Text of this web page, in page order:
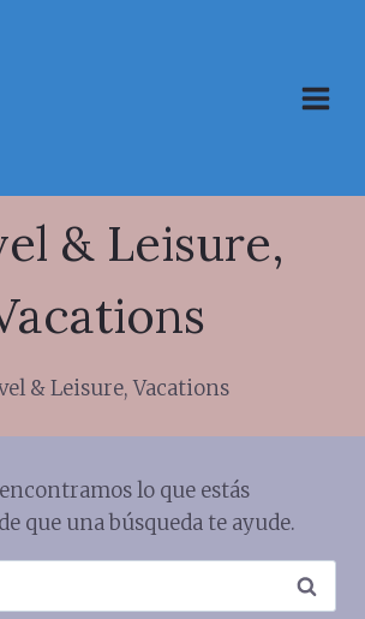
& Leisure,
& Leisure, Vacations
lo que estás
que una búsqueda te ayude.